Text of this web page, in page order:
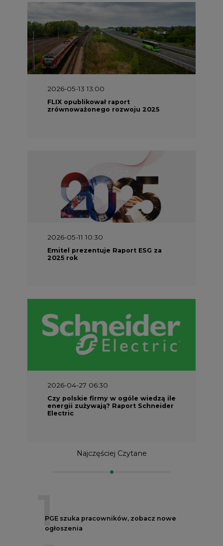
2026-05-13 13:00
FLIX opublikował raport
zrównoważonego rozwoju 2025
2026-05-11 10:30
Emitel prezentuje Raport ESG za
2025 rok
2026-04-27 06:30
Czy polskie firmy w ogóle wiedzą ile
energii zużywają? Raport Schneider
Electric
Najczęściej Czytane
1
PGE szuka pracowników, zobacz nowe
ogłoszenia